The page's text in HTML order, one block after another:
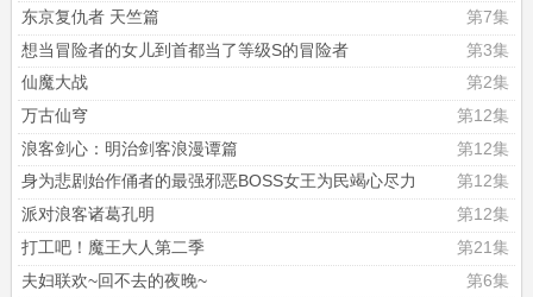
东京复仇者 天竺篇
第7集
想当冒险者的女儿到首都当了等级S的冒险者
第3集
仙魔大战
第2集
万古仙穹
第12集
浪客剑心：明治剑客浪漫谭篇
第12集
身为悲剧始作俑者的最强邪恶BOSS女王为民竭心尽力
第12集
派对浪客诸葛孔明
第12集
打工吧！魔王大人第二季
第21集
夫妇联欢~回不去的夜晚~
第6集